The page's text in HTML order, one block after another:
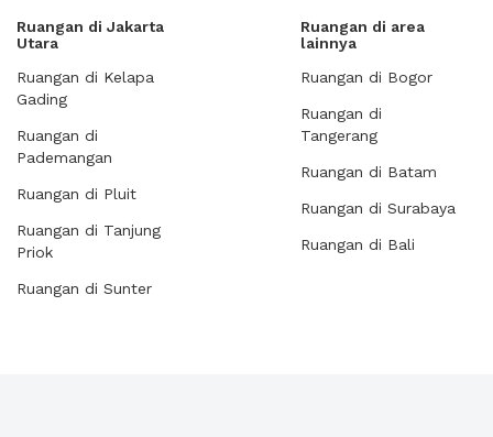
Ruangan di Jakarta
Utara
Ruangan di Kelapa
Gading
Ruangan di
Pademangan
Ruangan di Pluit
Ruangan di Tanjung
Priok
Ruangan di Sunter
Ruangan di area
lainnya
Ruangan di Bogor
Ruangan di
Tangerang
Ruangan di Batam
Ruangan di Surabaya
Ruangan di Bali